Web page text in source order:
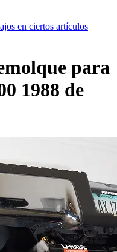
en ciertos artículos
para
1988 de